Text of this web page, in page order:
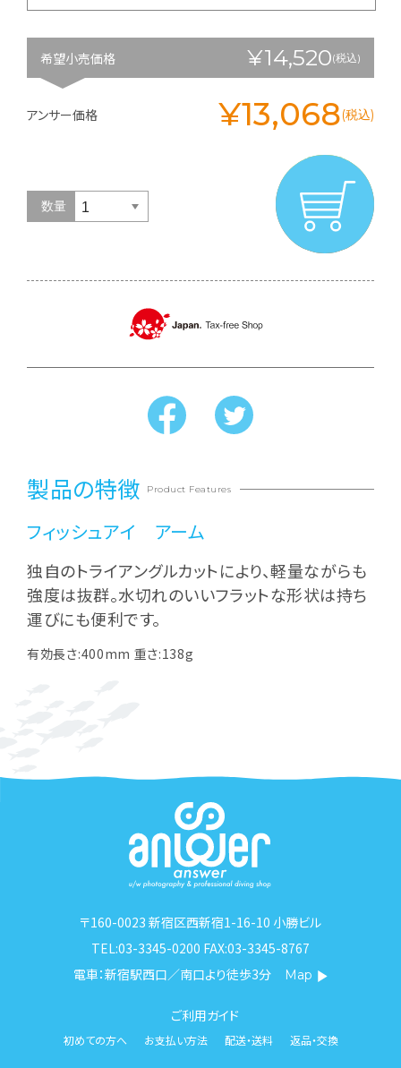
希望小売価格 ¥14,520(税込)
アンサー価格 ¥13,068(税込)
数量
製品の特徴 Product Features
フィッシュアイ アーム
独自のトライアングルカットにより、軽量ながらも
強度は抜群。水切れのいいフラットな形状は持ち
運びにも便利です。
有効長さ:400mm 重さ:138g
〒160-0023 新宿区西新宿1-16-10 小勝ビル
TEL:03-3345-0200 FAX:03-3345-8767
電車：新宿駅西口／南口より徒歩3分
Map
ご利用ガイド
初めての方へ お支払い方法 配送・送料 返品・交換